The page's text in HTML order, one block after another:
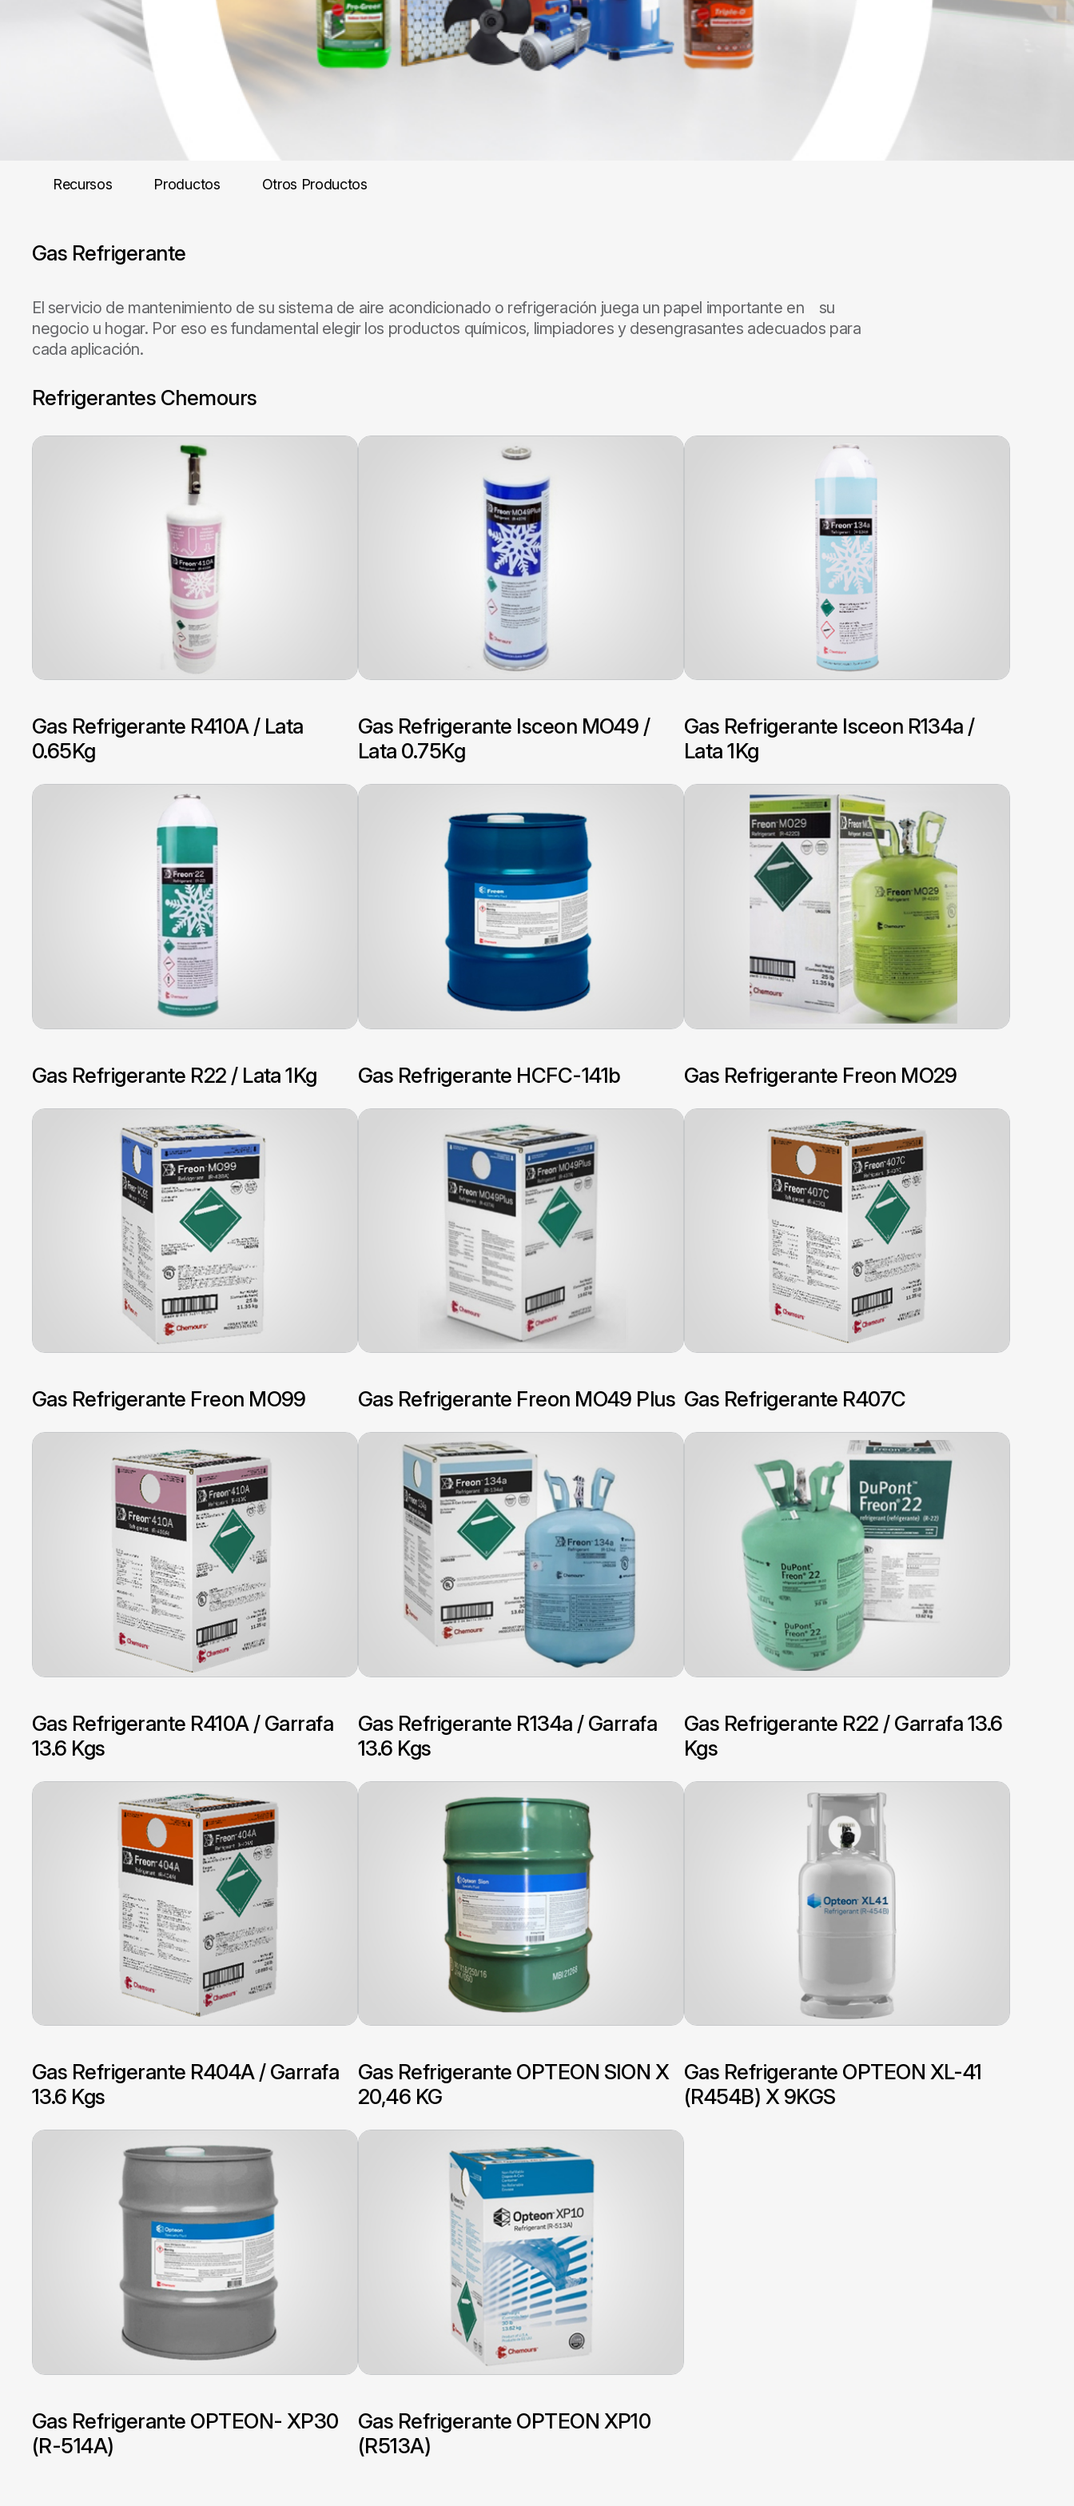
Recursos Productos Otros Productos
Gas Refrigerante
El servicio de mantenimiento de su sistema de aire acondicionado o refrigeración juega un papel importante en su
negocio u hogar. Por eso es fundamental elegir los productos químicos, limpiadores y desengrasantes adecuados para
cada aplicación.
Refrigerantes Chemours
Gas Refrigerante R410A / Lata
0.65Kg
Gas Refrigerante Isceon MO49 /
Lata 0.75Kg
Gas Refrigerante Isceon R134a /
Lata 1Kg
Gas Refrigerante R22 / Lata 1Kg Gas Refrigerante HCFC-141b Gas Refrigerante Freon MO29
Gas Refrigerante Freon MO99 Gas Refrigerante Freon MO49 Plus Gas Refrigerante R407C
Gas Refrigerante R410A / Garrafa
13.6 Kgs
Gas Refrigerante R134a / Garrafa
13.6 Kgs
Gas Refrigerante R22 / Garrafa 13.6
Kgs
Gas Refrigerante R404A / Garrafa
13.6 Kgs
Gas Refrigerante OPTEON SION X
20,46 KG
Gas Refrigerante OPTEON XL-41
(R454B) X 9KGS
Gas Refrigerante OPTEON- XP30
(R-514A)
Gas Refrigerante OPTEON XP10
(R513A)